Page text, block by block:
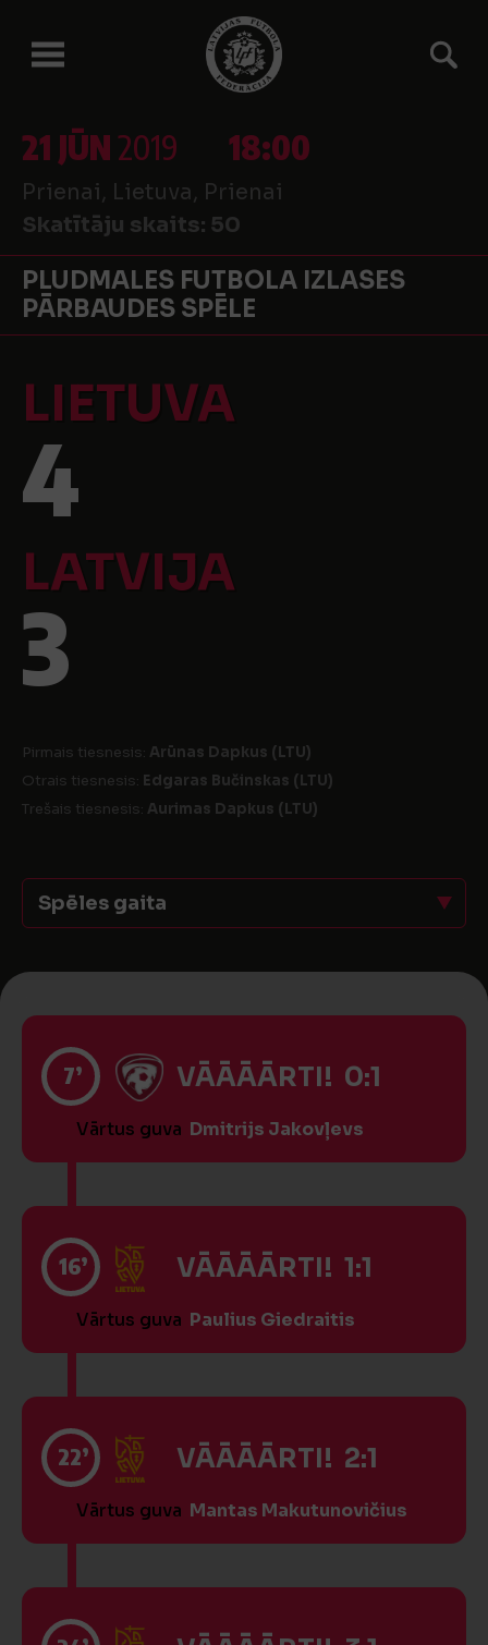
21 JŪN2019 18:00
Prienai, Lietuva, Prienai
Skatītāju skaits: 50
PLUDMALES FUTBOLA IZLASES
PĀRBAUDES SPĒLE
LIETUVA
4
LATVIJA
3
Pirmais tiesnesis: Arūnas Dapkus (LTU)
Otrais tiesnesis: Edgaras Bučinskas (LTU)
Trešais tiesnesis: Aurimas Dapkus (LTU)
Spēles gaita
7’ VĀĀĀĀRTI! 0:1
Vārtus guva Dmitrijs Jakovļevs
16’ VĀĀĀĀRTI! 1:1
Vārtus guva Paulius Giedraitis
22’ VĀĀĀĀRTI! 2:1
Vārtus guva Mantas Makutunovičius